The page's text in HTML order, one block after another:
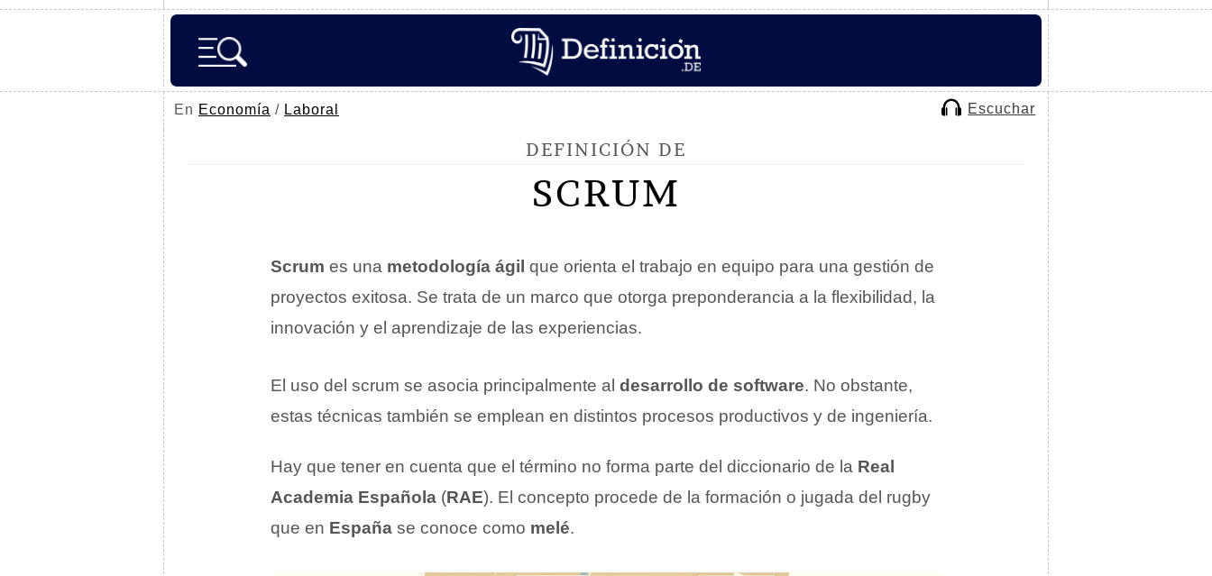
En Economía / Laboral Escuchar
DEFINICIÓN DE
SCRUM
Scrum es una metodología ágil que orienta el trabajo en equipo para una gestión de
proyectos exitosa. Se trata de un marco que otorga preponderancia a la flexibilidad, la
innovación y el aprendizaje de las experiencias.
El uso del scrum se asocia principalmente al desarrollo de software. No obstante,
estas técnicas también se emplean en distintos procesos productivos y de ingeniería.
Hay que tener en cuenta que el término no forma parte del diccionario de la Real
Academia Española (RAE). El concepto procede de la formación o jugada del rugby
que en España se conoce como melé.